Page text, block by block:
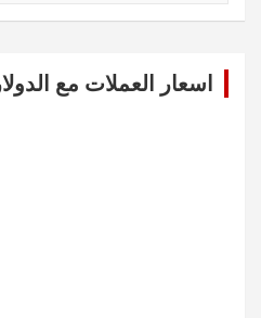
اسعار العملات مع